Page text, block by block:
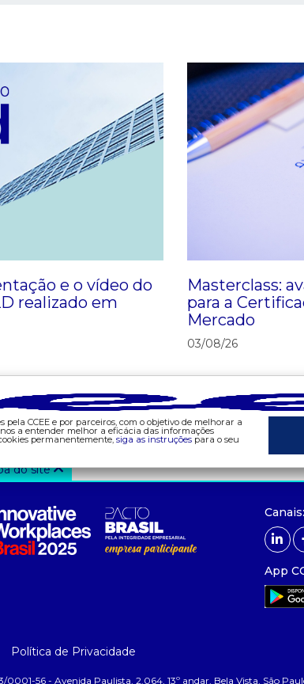
e o vídeo do
realizado em
Masterclass:
para a
Mercado
03/08/26
do site
- appccee
- bandeira tarifáriaCanais:
App
Política de Privacidade
56 - Avenida Paulista, 2.064, 13º andar, Bela Vista, São
pela CCEE e por parceiros, com o objetivo de melhorar a
a entender melhor a eficácia das informações
permanentemente, siga as instruções para o seu